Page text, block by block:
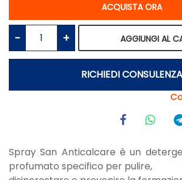
ACQUISTA ORA
AGGIUNGI AL
RICHIEDI CONSULENZA
Spray San Anticalcare è un
profumato specifico per pulire,